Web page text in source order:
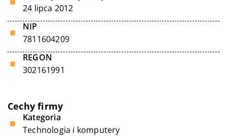
24 lipca 2012
NIP
7811604209
REGON
302161991
Cechy firmy
Kategoria
Technologia i komputery